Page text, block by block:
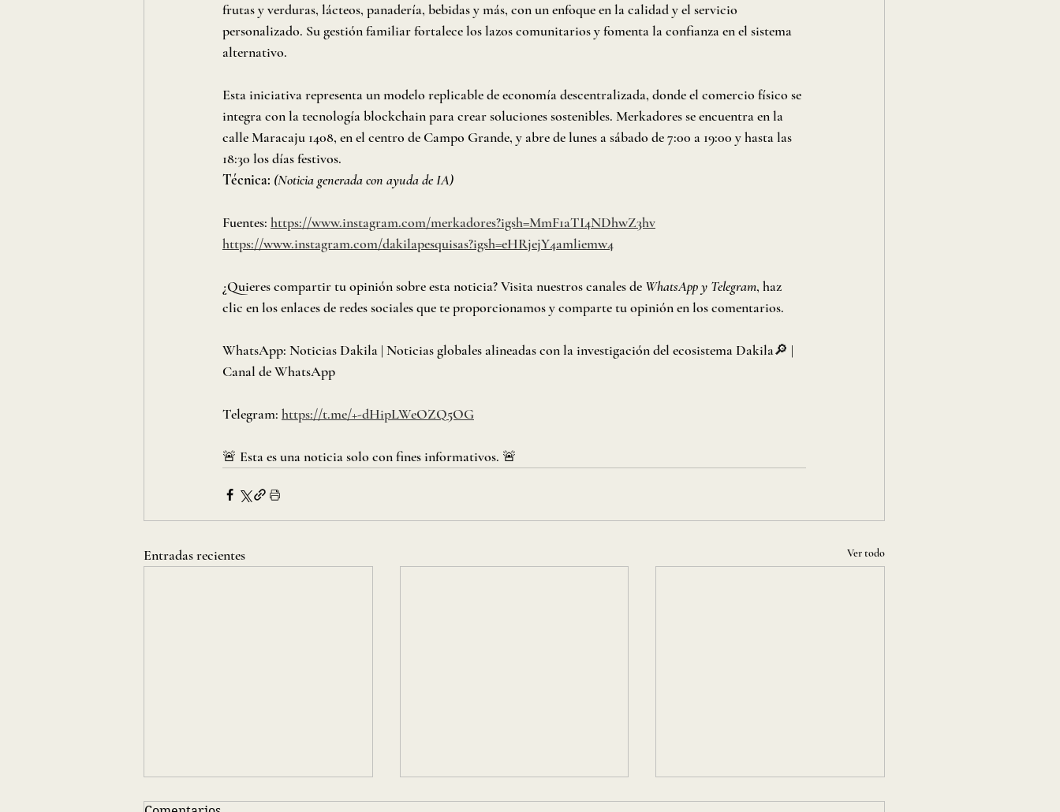
frutas y verduras, lácteos, panadería, bebidas y más, con un enfoque en la calidad y el servicio
personalizado. Su gestión familiar fortalece los lazos comunitarios y fomenta la confianza en el sistema
alternativo.
Esta iniciativa representa un modelo replicable de economía descentralizada, donde el comercio físico se
integra con la tecnología blockchain para crear soluciones sostenibles. Merkadores se encuentra en la
calle Maracaju 1408, en el centro de Campo Grande, y abre de lunes a sábado de 7:00 a 19:00 y hasta las
18:30 los días festivos.
Técnica: (Noticia generada con ayuda de IA)
Fuentes: https://www.instagram.com/merkadores?igsh=MmF1aTI4NDhwZ3hv
https://www.instagram.com/dakilapesquisas?igsh=eHRjejY4amliemw4
¿Quieres compartir tu opinión sobre esta noticia? Visita nuestros canales de WhatsApp y Telegram, haz
clic en los enlaces de redes sociales que te proporcionamos y comparte tu opinión en los comentarios.
WhatsApp: Noticias Dakila | Noticias globales alineadas con la investigación del ecosistema Dakila🔎 |
Canal de WhatsApp
Telegram: https://t.me/+-dHipLWeOZQ5OG
🚨 Esta es una noticia solo con fines informativos. 🚨
Entradas recientes Ver todo